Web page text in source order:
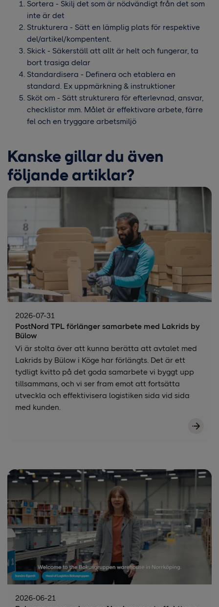
Sortera - Skilj det som är nödvändigt från det som
inte är det
Strukturera - Sätt en lämplig plats för respektive
del/artikel/kompentent.
Skick - Säkerställ att allt är helt och fungerar, ta
bort trasiga delar
Standardisera - Definera och etablera en
standard. Ex uppmärkning & instruktioner
Sköt om - Sätt strukturera för efterlevnad, ansvar,
checklistor mm. Målet är effektivare arbete, färre
fel och en tryggare arbetsmiljö
Kanske gillar du även
följande artiklar?
2026-07-31
PostNord TPL förlänger samarbete med Lakrids by
Bülow
Vi är stolta över att kunna berätta att avtalet med
Lakrids by Bülow i Köge har förlängts. Det är ett
tydligt kvitto på det goda samarbete vi byggt upp
tillsammans, och vi ser fram emot att fortsätta
utveckla och effektivisera logistiken sida vid sida
med kunden.
2026-06-21